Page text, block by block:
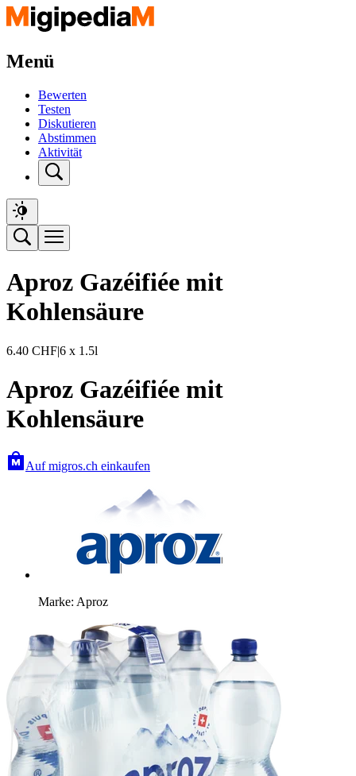
Menü
Bewerten
Testen
Diskutieren
Abstimmen
Aktivität
Aproz Gazéifiée mit
Kohlensäure
6.40 CHF|6 x 1.5l
Aproz Gazéifiée mit
Kohlensäure
Auf migros.ch einkaufen
Marke: Aproz